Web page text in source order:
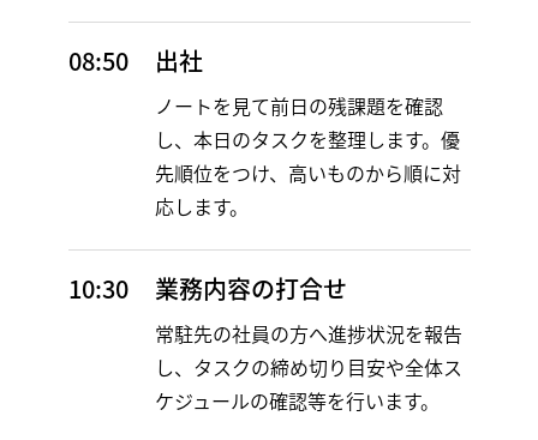
08:50 出社
ノートを見て前日の残課題を確認
し、本日のタスクを整理します。優
先順位をつけ、高いものから順に対
応します。
10:30 業務内容の打合せ
常駐先の社員の方へ進捗状況を報告
し、タスクの締め切り目安や全体ス
ケジュールの確認等を行います。